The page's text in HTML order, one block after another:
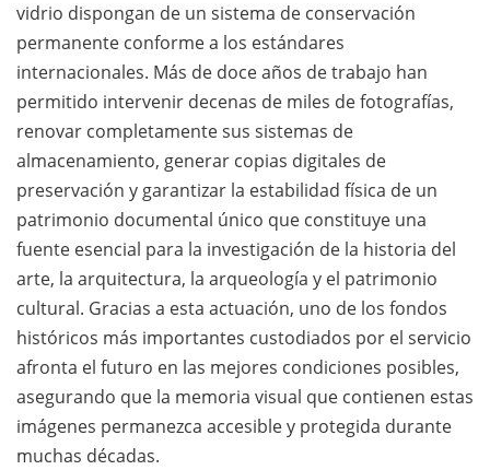
vidrio dispongan de un sistema de conservación
permanente conforme a los estándares
internacionales. Más de doce años de trabajo han
permitido intervenir decenas de miles de fotografías,
renovar completamente sus sistemas de
almacenamiento, generar copias digitales de
preservación y garantizar la estabilidad física de un
patrimonio documental único que constituye una
fuente esencial para la investigación de la historia del
arte, la arquitectura, la arqueología y el patrimonio
cultural. Gracias a esta actuación, uno de los fondos
históricos más importantes custodiados por el servicio
afronta el futuro en las mejores condiciones posibles,
asegurando que la memoria visual que contienen estas
imágenes permanezca accesible y protegida durante
muchas décadas.